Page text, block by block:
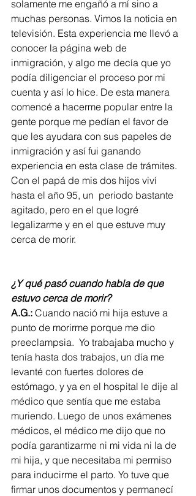
solamente me engañó a mí sino a
muchas personas. Vimos la noticia en
televisión. Esta experiencia me llevó a
conocer la página web de
inmigración, y algo me decía que yo
podía diligenciar el proceso por mi
cuenta y así lo hice. De esta manera
comencé a hacerme popular entre la
gente porque me pedían el favor de
que les ayudara con sus papeles de
inmigración y así fui ganando
experiencia en esta clase de trámites.
Con el papá de mis dos hijos viví
hasta el año 95, un  periodo bastante
agitado, pero en el que logré
legalizarme y en el que estuve muy
cerca de morir.
¿Y qué pasó cuando habla de que
estuvo cerca de morir?
A.G.: Cuando nació mi hija estuve a
punto de morirme porque me dio
preeclampsia.  Yo trabajaba mucho y
tenía hasta dos trabajos, un día me
levanté con fuertes dolores de
estómago, y ya en el hospital le dije al
médico que sentía que me estaba
muriendo. Luego de unos exámenes
médicos, el médico me dijo que no
podía garantizarme ni mi vida ni la de
mi hija, y que necesitaba mi permiso
para inducirme el parto. Yo tuve que
firmar unos documentos y permanecí